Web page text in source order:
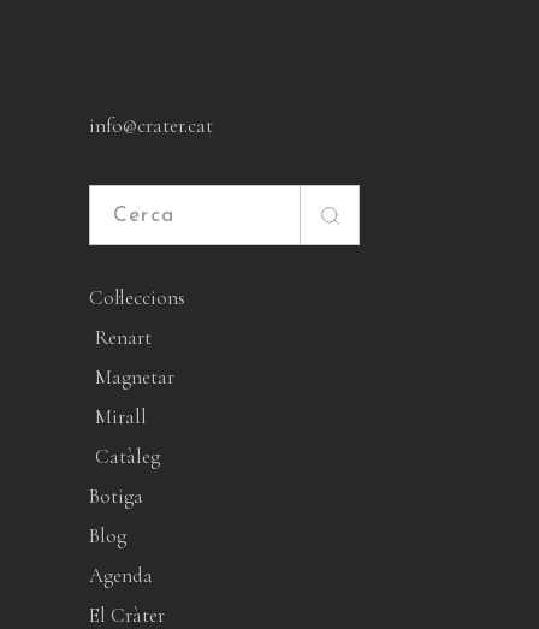
info@crater.cat
Cerca
Col·leccions
Renart
Magnetar
Mirall
Catàleg
Botiga
Blog
Agenda
El Cràter